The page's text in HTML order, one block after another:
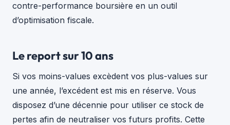
contre-performance boursière en un outil
d’optimisation fiscale.
Le report sur 10 ans
Si vos moins-values excèdent vos plus-values sur
une année, l’excédent est mis en réserve. Vous
disposez d’une décennie pour utiliser ce stock de
pertes afin de neutraliser vos futurs profits. Cette